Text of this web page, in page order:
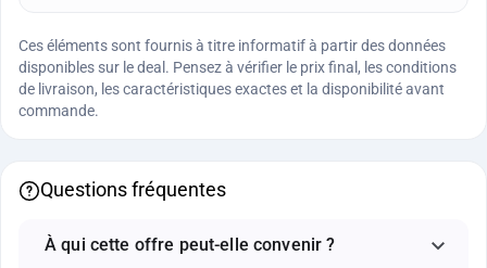
Ces éléments sont fournis à titre informatif à partir des données
disponibles sur le deal. Pensez à vérifier le prix final, les conditions
de livraison, les caractéristiques exactes et la disponibilité avant
commande.
Questions fréquentes
À qui cette offre peut-elle convenir ?